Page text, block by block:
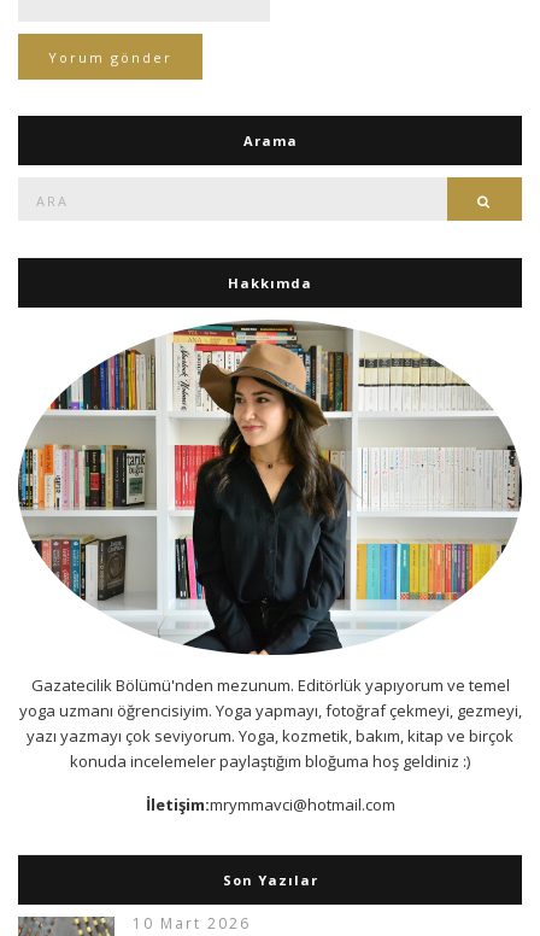
Arama
Hakkımda
Gazatecilik Bölümü'nden mezunum. Editörlük yapıyorum ve temel
yoga uzmanı öğrencisiyim. Yoga yapmayı, fotoğraf çekmeyi, gezmeyi,
yazı yazmayı çok seviyorum. Yoga, kozmetik, bakım, kitap ve birçok
konuda incelemeler paylaştığım bloğuma hoş geldiniz :)
İletişim:mrymmavci@hotmail.com
Son Yazılar
10 Mart 2026